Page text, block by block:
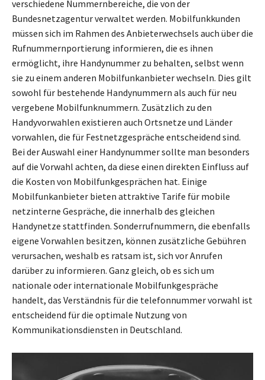
verschiedene Nummernbereiche, die von der
Bundesnetzagentur verwaltet werden. Mobilfunkkunden
müssen sich im Rahmen des Anbieterwechsels auch über die
Rufnummernportierung informieren, die es ihnen
ermöglicht, ihre Handynummer zu behalten, selbst wenn
sie zu einem anderen Mobilfunkanbieter wechseln. Dies gilt
sowohl für bestehende Handynummern als auch für neu
vergebene Mobilfunknummern. Zusätzlich zu den
Handyvorwahlen existieren auch Ortsnetze und Länder
vorwahlen, die für Festnetzgespräche entscheidend sind.
Bei der Auswahl einer Handynummer sollte man besonders
auf die Vorwahl achten, da diese einen direkten Einfluss auf
die Kosten von Mobilfunkgesprächen hat. Einige
Mobilfunkanbieter bieten attraktive Tarife für mobile
netzinterne Gespräche, die innerhalb des gleichen
Handynetze stattfinden. Sonderrufnummern, die ebenfalls
eigene Vorwahlen besitzen, können zusätzliche Gebühren
verursachen, weshalb es ratsam ist, sich vor Anrufen
darüber zu informieren. Ganz gleich, ob es sich um
nationale oder internationale Mobilfunkgespräche
handelt, das Verständnis für die telefonnummer vorwahl ist
entscheidend für die optimale Nutzung von
Kommunikationsdiensten in Deutschland.